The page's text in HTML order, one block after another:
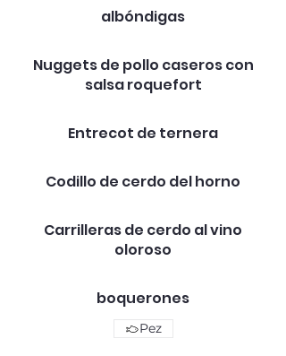
albóndigas
Nuggets de pollo caseros con
salsa roquefort
Entrecot de ternera
Codillo de cerdo del horno
Carrilleras de cerdo al vino
oloroso
boquerones
Pez